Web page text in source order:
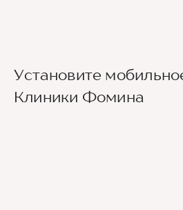
Ведущие врачи региона
Установите
Клиники Фомина